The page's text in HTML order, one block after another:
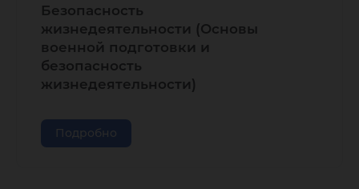
Безопасность
жизнедеятельности (Основы
военной подготовки и
безопасность
жизнедеятельности)
Подробно